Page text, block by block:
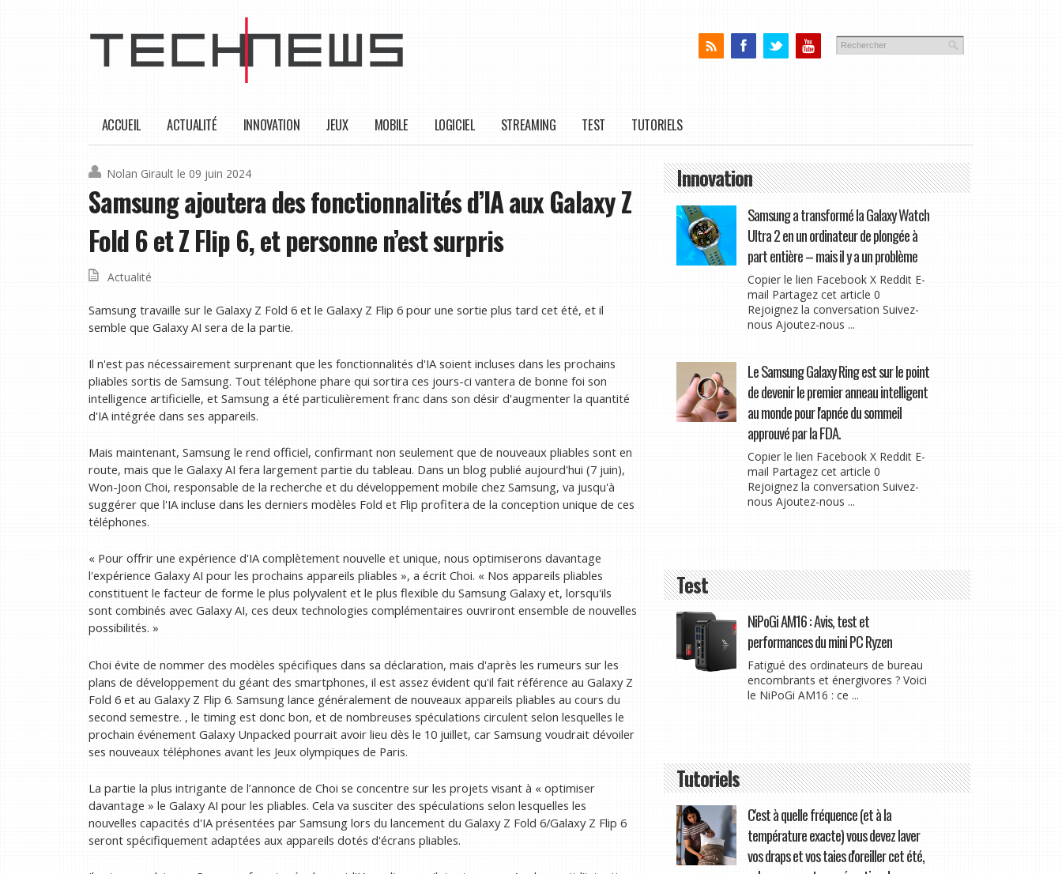
ACCUEIL ACTUALITÉ INNOVATION JEUX MOBILE LOGICIEL STREAMING TEST TUTORIELS
Nolan Girault le 09 juin 2024
Samsung ajoutera des fonctionnalités d’IA aux Galaxy Z
Fold 6 et Z Flip 6, et personne n’est surpris
Actualité
Samsung travaille sur le Galaxy Z Fold 6 et le Galaxy Z Flip 6 pour une sortie plus tard cet été, et il
semble que Galaxy AI sera de la partie.
Il n'est pas nécessairement surprenant que les fonctionnalités d'IA soient incluses dans les prochains
pliables sortis de Samsung. Tout téléphone phare qui sortira ces jours-ci vantera de bonne foi son
intelligence artificielle, et Samsung a été particulièrement franc dans son désir d'augmenter la quantité
d'IA intégrée dans ses appareils.
Mais maintenant, Samsung le rend officiel, confirmant non seulement que de nouveaux pliables sont en
route, mais que le Galaxy AI fera largement partie du tableau. Dans un blog publié aujourd'hui (7 juin),
Won-Joon Choi, responsable de la recherche et du développement mobile chez Samsung, va jusqu'à
suggérer que l'IA incluse dans les derniers modèles Fold et Flip profitera de la conception unique de ces
téléphones.
« Pour offrir une expérience d'IA complètement nouvelle et unique, nous optimiserons davantage
l'expérience Galaxy AI pour les prochains appareils pliables », a écrit Choi. « Nos appareils pliables
constituent le facteur de forme le plus polyvalent et le plus flexible du Samsung Galaxy et, lorsqu'ils
sont combinés avec Galaxy AI, ces deux technologies complémentaires ouvriront ensemble de nouvelles
possibilités. »
Choi évite de nommer des modèles spécifiques dans sa déclaration, mais d'après les rumeurs sur les
plans de développement du géant des smartphones, il est assez évident qu'il fait référence au Galaxy Z
Fold 6 et au Galaxy Z Flip 6. Samsung lance généralement de nouveaux appareils pliables au cours du
second semestre. , le timing est donc bon, et de nombreuses spéculations circulent selon lesquelles le
prochain événement Galaxy Unpacked pourrait avoir lieu dès le 10 juillet, car Samsung voudrait dévoiler
ses nouveaux téléphones avant les Jeux olympiques de Paris.
La partie la plus intrigante de l’annonce de Choi se concentre sur les projets visant à « optimiser
davantage » le Galaxy AI pour les pliables. Cela va susciter des spéculations selon lesquelles les
nouvelles capacités d'IA présentées par Samsung lors du lancement du Galaxy Z Fold 6/Galaxy Z Flip 6
seront spécifiquement adaptées aux appareils dotés d'écrans pliables.
Innovation
Samsung a transformé la Galaxy Watch
Ultra 2 en un ordinateur de plongée à
part entière – mais il y a un problème
Copier le lien Facebook X Reddit E-
mail Partagez cet article 0
Rejoignez la conversation Suivez-
nous Ajoutez-nous ...
Le Samsung Galaxy Ring est sur le point
de devenir le premier anneau intelligent
au monde pour l'apnée du sommeil
approuvé par la FDA.
Copier le lien Facebook X Reddit E-
mail Partagez cet article 0
Rejoignez la conversation Suivez-
nous Ajoutez-nous ...
Test
NiPoGi AM16 : Avis, test et
performances du mini PC Ryzen
Fatigué des ordinateurs de bureau
encombrants et énergivores ? Voici
le NiPoGi AM16 : ce ...
Tutoriels
C'est à quelle fréquence (et à la
température exacte) vous devez laver
vos draps et vos taies d'oreiller cet été,